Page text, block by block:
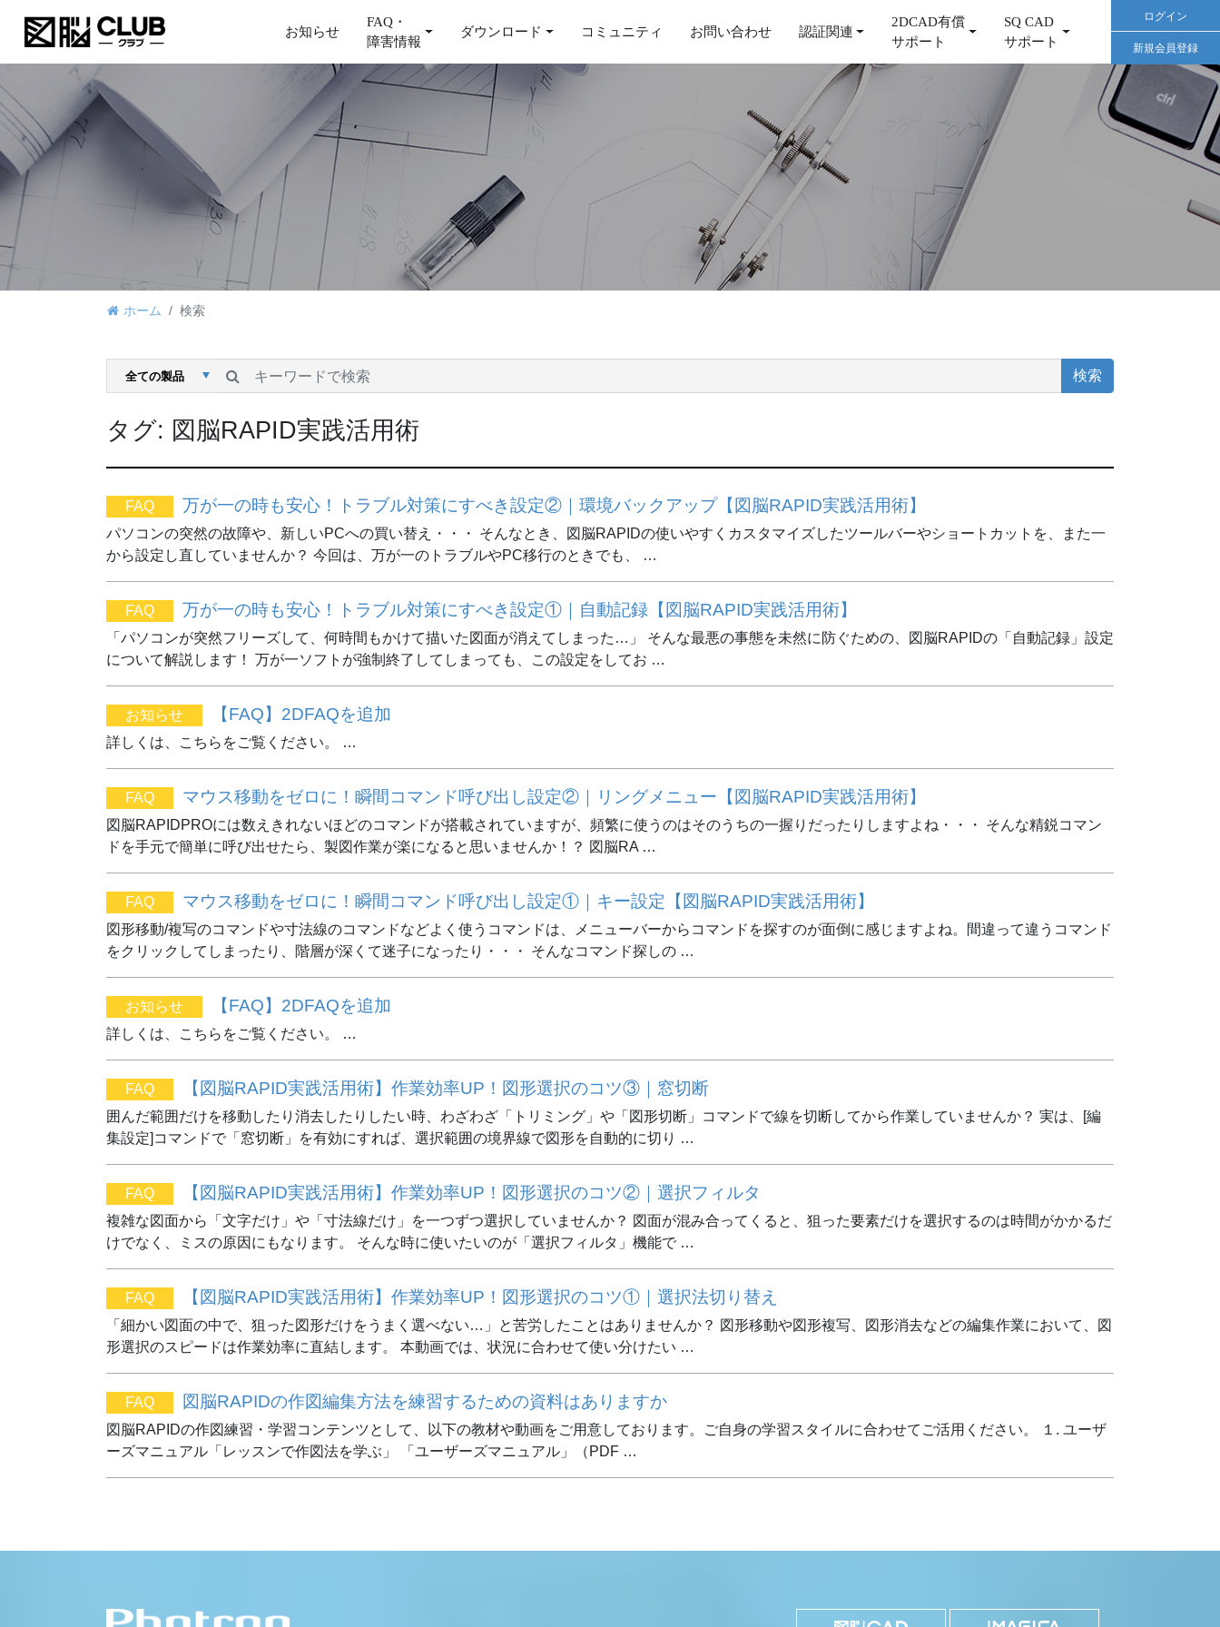
お知らせ
FAQ・
障害情報
ダウンロード コミュニティ お問い合わせ 認証関連
2DCAD有償
サポート
SQ CAD
サポート
ログイン
新規会員登録
ホーム 検索
検索
タグ: 図脳RAPID実践活用術
FAQ 万が一の時も安心！トラブル対策にすべき設定②｜環境バックアップ【図脳RAPID実践活用術】
パソコンの突然の故障や、新しいPCへの買い替え・・・ そんなとき、図脳RAPIDの使いやすくカスタマイズしたツールバーやショートカットを、また一
から設定し直していませんか？ 今回は、万が一のトラブルやPC移行のときでも、 …
FAQ 万が一の時も安心！トラブル対策にすべき設定①｜自動記録【図脳RAPID実践活用術】
「パソコンが突然フリーズして、何時間もかけて描いた図面が消えてしまった…」 そんな最悪の事態を未然に防ぐための、図脳RAPIDの「自動記録」設定
について解説します！ 万が一ソフトが強制終了してしまっても、この設定をしてお …
お知らせ 【FAQ】2DFAQを追加
詳しくは、こちらをご覧ください。 …
FAQ マウス移動をゼロに！瞬間コマンド呼び出し設定②｜リングメニュー【図脳RAPID実践活用術】
図脳RAPIDPROには数えきれないほどのコマンドが搭載されていますが、頻繁に使うのはそのうちの一握りだったりしますよね・・・ そんな精鋭コマン
ドを手元で簡単に呼び出せたら、製図作業が楽になると思いませんか！？ 図脳RA …
FAQ マウス移動をゼロに！瞬間コマンド呼び出し設定①｜キー設定【図脳RAPID実践活用術】
図形移動/複写のコマンドや寸法線のコマンドなどよく使うコマンドは、メニューバーからコマンドを探すのが面倒に感じますよね。間違って違うコマンド
をクリックしてしまったり、階層が深くて迷子になったり・・・ そんなコマンド探しの …
お知らせ 【FAQ】2DFAQを追加
詳しくは、こちらをご覧ください。 …
FAQ 【図脳RAPID実践活用術】作業効率UP！図形選択のコツ③｜窓切断
囲んだ範囲だけを移動したり消去したりしたい時、わざわざ「トリミング」や「図形切断」コマンドで線を切断してから作業していませんか？ 実は、[編
集設定]コマンドで「窓切断」を有効にすれば、選択範囲の境界線で図形を自動的に切り …
FAQ 【図脳RAPID実践活用術】作業効率UP！図形選択のコツ②｜選択フィルタ
複雑な図面から「文字だけ」や「寸法線だけ」を一つずつ選択していませんか？ 図面が混み合ってくると、狙った要素だけを選択するのは時間がかかるだ
けでなく、ミスの原因にもなります。 そんな時に使いたいのが「選択フィルタ」機能で …
FAQ 【図脳RAPID実践活用術】作業効率UP！図形選択のコツ①｜選択法切り替え
「細かい図面の中で、狙った図形だけをうまく選べない…」と苦労したことはありませんか？ 図形移動や図形複写、図形消去などの編集作業において、図
形選択のスピードは作業効率に直結します。 本動画では、状況に合わせて使い分けたい …
FAQ 図脳RAPIDの作図編集方法を練習するための資料はありますか
図脳RAPIDの作図練習・学習コンテンツとして、以下の教材や動画をご用意しております。ご自身の学習スタイルに合わせてご活用ください。 １. ユーザ
ーズマニュアル「レッスンで作図法を学ぶ」 「ユーザーズマニュアル」（PDF …